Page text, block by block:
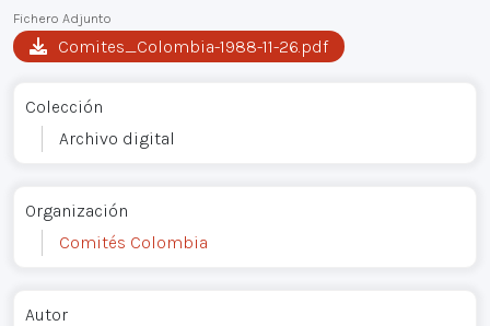
Fichero Adjunto
Comites_Colombia-1988-11-26.pdf
Colección
Archivo digital
Organización
Comités Colombia
Autor